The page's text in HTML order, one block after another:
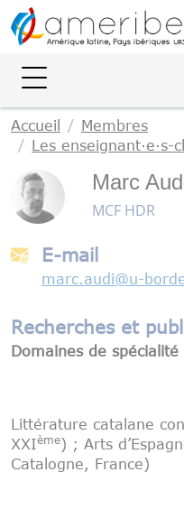
Accueil
Membres
Les enseignant·e·s-
Marc
MCF HDR
E-mail
marc.audi@u-
Recherches et
Domaines de spécialité
Littérature catalane
XXIème) ; Arts
Catalogne, France)
Gestion des cookies